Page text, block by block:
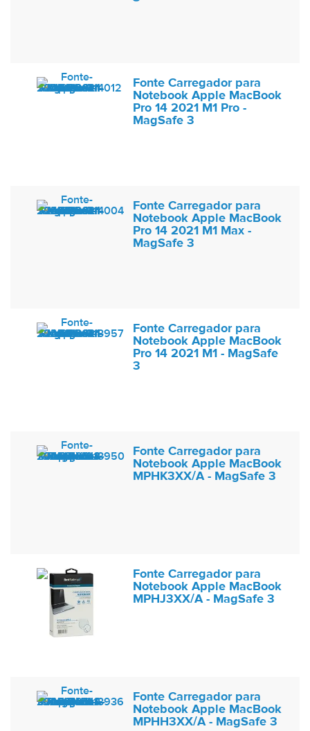
Fonte Carregador para
Notebook Apple MacBook
Pro 14 2021 M1 Pro -
MagSafe 3
Fonte Carregador para
Notebook Apple MacBook
Pro 14 2021 M1 Max -
MagSafe 3
Fonte Carregador para
Notebook Apple MacBook
Pro 14 2021 M1 - MagSafe
3
Fonte Carregador para
Notebook Apple MacBook
MPHK3XX/A - MagSafe 3
Fonte Carregador para
Notebook Apple MacBook
MPHJ3XX/A - MagSafe 3
Fonte Carregador para
Notebook Apple MacBook
MPHH3XX/A - MagSafe 3